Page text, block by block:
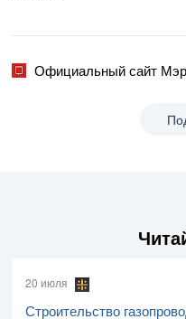
Официальный сайт
20 июля
Строительство